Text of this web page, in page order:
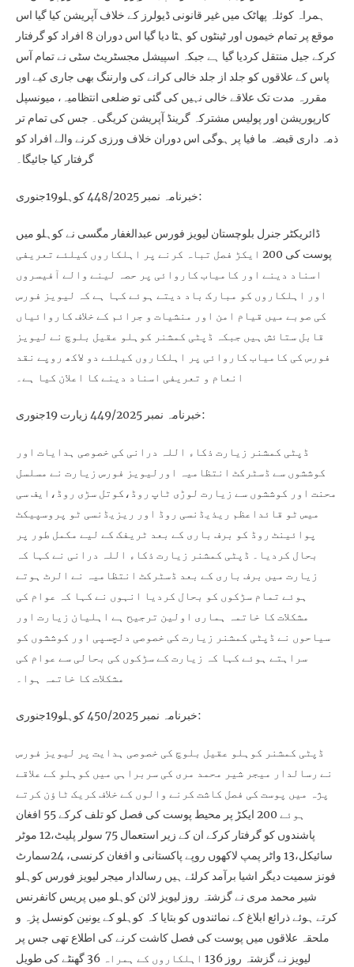
ہمراہ کوئلہ پھاٹک میں غیر قانونی ڈیولرز کے خلاف آپریشن کیا گیا اس
موقع پر تمام خیموں اور ٹینٹوں کو ہٹا دیا گیا اس دوران 8 افراد کو گرفتار
کرکے جیل منتقل کردیا گیا ہے جبکہ اسپیشل مجسٹریٹ سٹی نے تمام آس
پاس کے علاقوں کو جلد از جلد خالی کرانے کی وارننگ بھی جاری کیے اور
مقررہ مدت تک علاقے خالی نہیں کی گئی تو ضلعی انتظامیہ، میونسپل
کارپوریشن اور پولیس مشترکہ گرینڈ آپریشن کریگی۔ جس کی تمام تر
ذمہ داری قبضہ ما فیا پر ہوگی اس دوران خلاف ورزی کرنے والے افراد کو
گرفتار کیا جائیگا۔
خبرنامہ نمبر 448/2025 کوہلو19جنوری:
ڈائریکٹر جنرل بلوچستان لیویز فورس عبدالغفار مگسی نے کوہلو میں
پوست کی 200 ایکڑ فصل تباہ کرنے پر اہلکاروں کیلئے تعریفی
اسناد دینے اور کامیاب کاروائی پر حصہ لینے والے آفیسروں
اور اہلکاروں کو مبارک باد دیتے ہوئے کہا ہے کہ لیویز فورس
کی صوبے میں قیام امن اور منشیات و جرائم کے خلاف کاروائیاں
قابل ستائش ہیں جبکہ ڈپٹی کمشنر کوہلو عقیل بلوچ نے لیویز
فورس کی کامیاب کاروائی پر اہلکاروں کیلئے دو لاکھ روپے نقد
انعام و تعریفی اسناد دینے کا اعلان کیا ہے۔
خبرنامہ نمبر 449/2025 زیارت 19جنوری:
ڈپٹی کمشنر زیارت ذکاء اللہ درانی کی خصوصی ہدایات اور
کوششوں سے ڈسٹرکٹ انتظامیہ اورلیویز فورس زیارت نے مسلسل
محنت اور کوششوں سے زیارت لوڑی ٹاپ روڈ،کوتل سڑی روڈ،ایف سی
میس ٹو قائداعظم ریذیڈنسی روڈ اور ریزیڈنسی ٹو پروسپیکٹ
پوائینٹ روڈ کو برف باری کے بعد ٹریفک کے لیے مکمل طور پر
بحال کردیا۔ ڈپٹی کمشنر زیارت ذکاء اللہ درانی نے کہا کہ
زیارت میں برف باری کے بعد ڈسٹرکٹ انتظامیہ نے الرٹ ہوتے
ہوئے تمام سڑکوں کو بحال کردیا انہوں نے کہا کہ عوام کی
مشکلات کا خاتمہ ہماری اولین ترجیح ہے اہلیان زیارت اور
سیاحوں نے ڈپٹی کمشنر زیارت کی خصوصی دلچسپی اور کوششوں کو
سراہتے ہوئے کہا کہ زیارت کے سڑکوں کی بحالی سے عوام کی
مشکلات کا خاتمہ ہوا۔
خبرنامہ نمبر 450/2025 کوہلو19جنوری:
ڈپٹی کمشنر کوہلو عقیل بلوچ کی خصوصی ہدایت پر لیویز فورس
نے رسالدار میجر شیر محمد مری کی سربراہی میں کوہلو کے علاقے
پژہ میں پوست کی فصل کاشت کرنے والوں کے خلاف کریک ٹاؤن کرتے
ہوئے 200 ایکڑ پر محیط پوست کی فصل کو تلف کرکے 55 افغان
پاشندوں کو گرفتار کرکے ان کے زیر استعمال 75 سولر پلیٹ،12 موٹر
سائیکل،13 واٹر پمپ لاکھوں روپے پاکستانی و افغان کرنسی، 24سمارٹ
فونز سمیت دیگر اشیا برآمد کرلئے ہیں رسالدار میجر لیویز فورس کوہلو
شیر محمد مری نے گزشتہ روز لیویز لائن کوہلو میں پریس کانفرنس
کرتے ہوئے ذرائع ابلاغ کے نمائندوں کو بتایا کہ کوہلو کے یونین کونسل پژہ و
ملحقہ علاقوں میں پوست کی فصل کاشت کرنے کی اطلاع تھی جس پر
لیویز نے گزشتہ روز 136 اہلکاروں کے ہمراہ 36 گھنٹے کی طویل